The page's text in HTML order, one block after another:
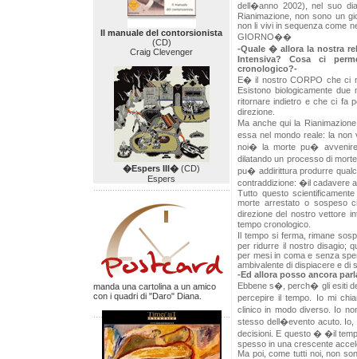
Il manuale del contorsionista
(CD)
Craig Clevenger
�Espers III� (CD)
Espers
manda una cartolina a un amico
con i quadri di "Daro" Diana.
dell�anno 2002), nel suo
Rianimazione, non sono un
non li vivi in sequenza come
GIORNO��
-Quale � allora la nostra
Intensiva? Cosa ci
cronologico?-
E� il nostro CORPO che ci
Esistono biologicamente
ritornare indietro e che ci fa
direzione.
Ma anche qui la
essa nel mondo reale: la
noi� la morte pu�
dilatando un processo di
pu� addirittura produrre
contraddizione: �il cadavere
Tutto questo
morte arrestato o sospeso
direzione del nostro vettore
tempo cronologico.
Il tempo si ferma, rimane
per ridurre il nostro disagio;
per mesi in coma e senza
ambivalente di dispiacere e di
-Ed allora posso ancora
Ebbene s�, perch� gli esiti
percepire il tempo. Io mi
clinico in modo diverso. Io
stesso dell�evento acuto. Io,
decisioni. E questo � �il
spesso in una crescente
Ma poi, come tutti noi, non